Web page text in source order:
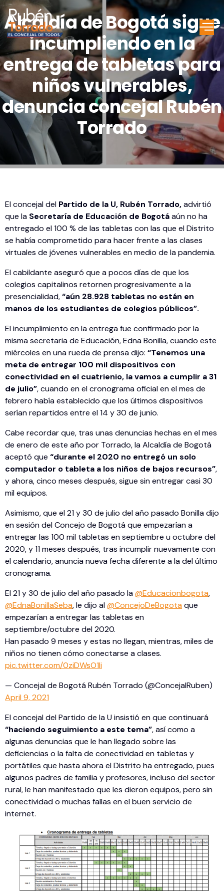
Alcaldía de Bogotá sigue
incumpliendo en la
entrega de tabletas para
niños vulnerables,
denuncia concejal Rubén
Torrado
El concejal del Partido de la U, Rubén Torrado,advirtió
que la Secretaría de Educación de Bogotáaún no ha
entregado el 100 % de las tabletas con las que el Distrito
se había comprometido para hacer frente a las clases
virtuales de jóvenes vulnerables en medio de la pandemia.
El cabildante aseguró que a pocos días de que los
colegios capitalinos retornen progresivamente a la
presencialidad,“aún 28.928 tabletas no están en
manos de los estudiantes de colegios públicos”.
El incumplimiento en la entrega fue confirmado por la
misma secretaria de Educación, Edna Bonilla, cuando este
miércoles en una rueda de prensa dijo: “Tenemos una
meta de entregar 100 mil dispositivos con
conectividad en el cuatrienio, la vamos a cumplir a 31
de julio”, cuando en el cronograma oficial en el mes de
febrero había establecido que los últimos dispositivos
serían repartidos entre el 14 y 30 de junio.
Cabe recordar que, tras unas denuncias hechas en el mes
de enero de este año por Torrado, la Alcaldía de Bogotá
aceptó que “durante el 2020 no entregó un solo
computador o tableta a los niños de bajos recursos”,
y ahora, cinco meses después, sigue sin entregar casi 30
mil equipos.
Asimismo, que el 21 y 30 de julio del año pasado Bonilla dijo
en sesión del Concejo de Bogotá que empezarían a
entregar las 100 mil tabletas en septiembre u octubre del
2020, y 11 meses después, tras incumplir nuevamente con
el calendario, anuncia nueva fecha diferente a la del último
cronograma.
El 21 y 30 de julio del año pasado la@Educacionbogota,
@EdnaBonillaSeba, le dijo al@ConcejoDeBogota que
empezarían a entregar las tabletas en
septiembre/octubre del 2020.
Han pasado 9 meses y estas no llegan, mientras, miles de
niños no tienen cómo conectarse a clases.
pic.twitter.com/0ziDWsO1Ii
— Concejal de Bogotá Rubén Torrado (@ConcejalRuben)
April 9, 2021
El concejal del Partido de la U insistió en que continuará
“haciendo seguimiento a este tema”, así como a
algunas denuncias que le han llegado sobre las
deficiencias o la falta de conectividad en tabletas y
portátiles que hasta ahora el Distrito ha entregado, pues
algunos padres de familia y profesores, incluso del sector
rural, le han manifestado que les dieron equipos, pero sin
conectividad o muchas fallas en el buen servicio de
internet.